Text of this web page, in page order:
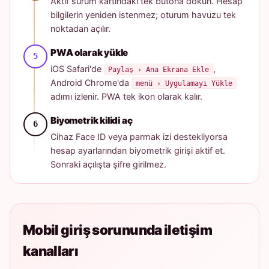
bilgilerin yeniden istenmez; oturum havuzu tek
noktadan açılır.
PWA olarak yükle
iOS Safari'de Paylaş › Ana Ekrana Ekle ,
Android Chrome'da
menü › Uygulamayı Yükle
adımı izlenir. PWA tek ikon olarak kalır.
Biyometrik kilidi aç
Cihaz Face ID veya parmak izi destekliyorsa
hesap ayarlarından biyometrik girişi aktif et.
Sonraki açılışta şifre girilmez.
Mobil giriş sorununda iletişim
kanalları